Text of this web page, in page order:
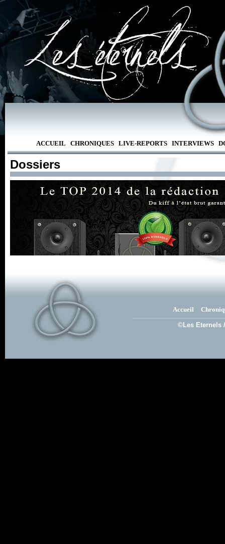
ACCUEIL CHRONIQUES LIVE-REPORTS INTERVIEWS
Dossiers
Accueil
©Les Eternels